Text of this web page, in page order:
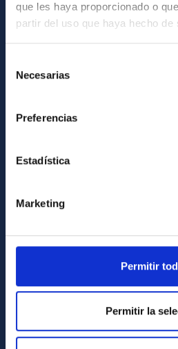
que les haya proporcionado o
partir del uso que haya hecho
Necesarias
Preferencias
Estadística
Marketing
Permitir
Permitir la
INFORMACIÓN GENERAL
Registro general
Transparencia
Código ético y política
Igualdad y diversidad de género
Medio Ambiente y